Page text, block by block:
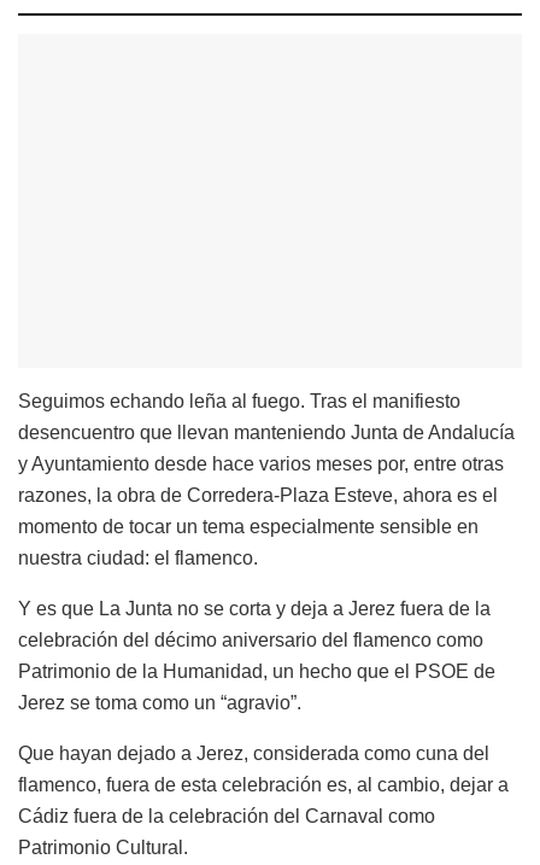
Seguimos echando leña al fuego. Tras el manifiesto
desencuentro que llevan manteniendo Junta de Andalucía
y Ayuntamiento desde hace varios meses por, entre otras
razones, la obra de Corredera-Plaza Esteve, ahora es el
momento de tocar un tema especialmente sensible en
nuestra ciudad: el flamenco.
Y es que La Junta no se corta y deja a Jerez fuera de la
celebración del décimo aniversario del flamenco como
Patrimonio de la Humanidad, un hecho que el PSOE de
Jerez se toma como un “agravio”.
Que hayan dejado a Jerez, considerada como cuna del
flamenco, fuera de esta celebración es, al cambio, dejar a
Cádiz fuera de la celebración del Carnaval como
Patrimonio Cultural.